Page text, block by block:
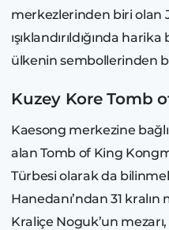
merkezlerinden biri olan
ışıklandırıldığında
ülkenin sembollerinden
Kuzey Kore Tomb
Kaesong merkezine
alan Tomb of King
Türbesi olarak da
Hanedanı’ndan 31
Kraliçe Noguk’un